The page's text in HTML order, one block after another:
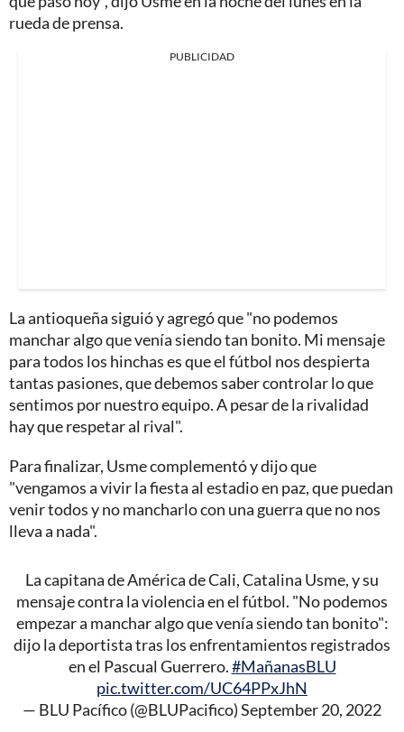
rueda de prensa.
PUBLICIDAD
La antioqueña siguió y agregó que "no podemos
manchar algo que venía siendo tan bonito. Mi mensaje
para todos los hinchas es que el fútbol nos despierta
tantas pasiones, que debemos saber controlar lo que
sentimos por nuestro equipo. A pesar de la rivalidad
hay que respetar al rival".
Para finalizar, Usme complementó y dijo que
"vengamos a vivir la fiesta al estadio en paz, que puedan
venir todos y no mancharlo con una guerra que no nos
lleva a nada".
La capitana de América de Cali, Catalina Usme, y su
mensaje contra la violencia en el fútbol. "No podemos
empezar a manchar algo que venía siendo tan bonito":
dijo la deportista tras los enfrentamientos registrados
en el Pascual Guerrero.#MañanasBLU
pic.twitter.com/UC64PPxJhN
— BLU Pacífico (@BLUPacifico)September 20, 2022